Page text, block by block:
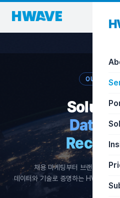
OUR
Data-
채용 마케팅부터 브랜딩, 운영,
데이터와 기술로 증명하는 HWAVE만